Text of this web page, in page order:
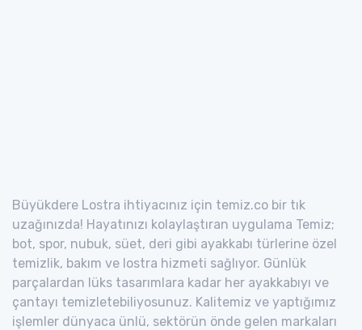
Büyükdere Lostra ihtiyacınız için temiz.co bir tık
uzağınızda! Hayatınızı kolaylaştıran uygulama Temiz;
bot, spor, nubuk, süet, deri gibi ayakkabı türlerine özel
temizlik, bakım ve lostra hizmeti sağlıyor. Günlük
parçalardan lüks tasarımlara kadar her ayakkabıyı ve
çantayı temizletebiliyosunuz. Kalitemiz ve yaptığımız
işlemler dünyaca ünlü, sektörün önde gelen markaları